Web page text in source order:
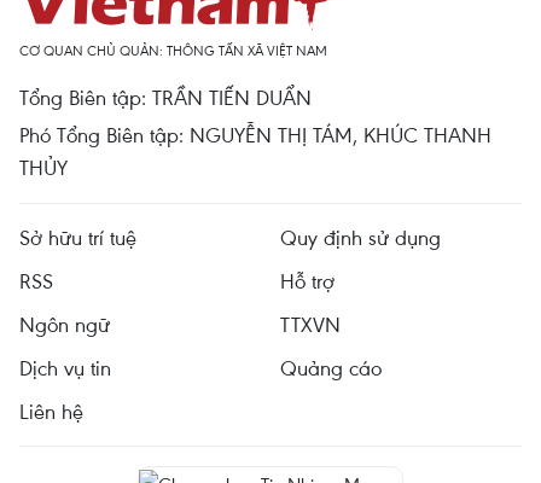
CƠ QUAN CHỦ QUẢN: THÔNG TẤN XÃ VIỆT NAM
Tổng Biên tập: TRẦN TIẾN DUẨN
Phó Tổng Biên tập: NGUYỄN THỊ TÁM, KHÚC THANH
THỦY
Sở hữu trí tuệ
Quy định sử dụng
RSS
Hỗ trợ
Ngôn ngữ
TTXVN
Dịch vụ tin
Quảng cáo
Liên hệ